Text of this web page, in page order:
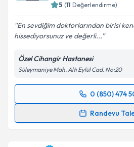
Kişisel verilerimin
kapsamda işlenmesini
Takvim
5 (11 Değerlendirme)
En sevdiğim doktorlarından birisi
hissediyorsunuz ve değerli...
Özel Cihangir Hastanesi
Süleymaniye Mah. Altı Eylül Cad. No:20
0 (850) 474
Randevu
Randevu Takvimi Talebi